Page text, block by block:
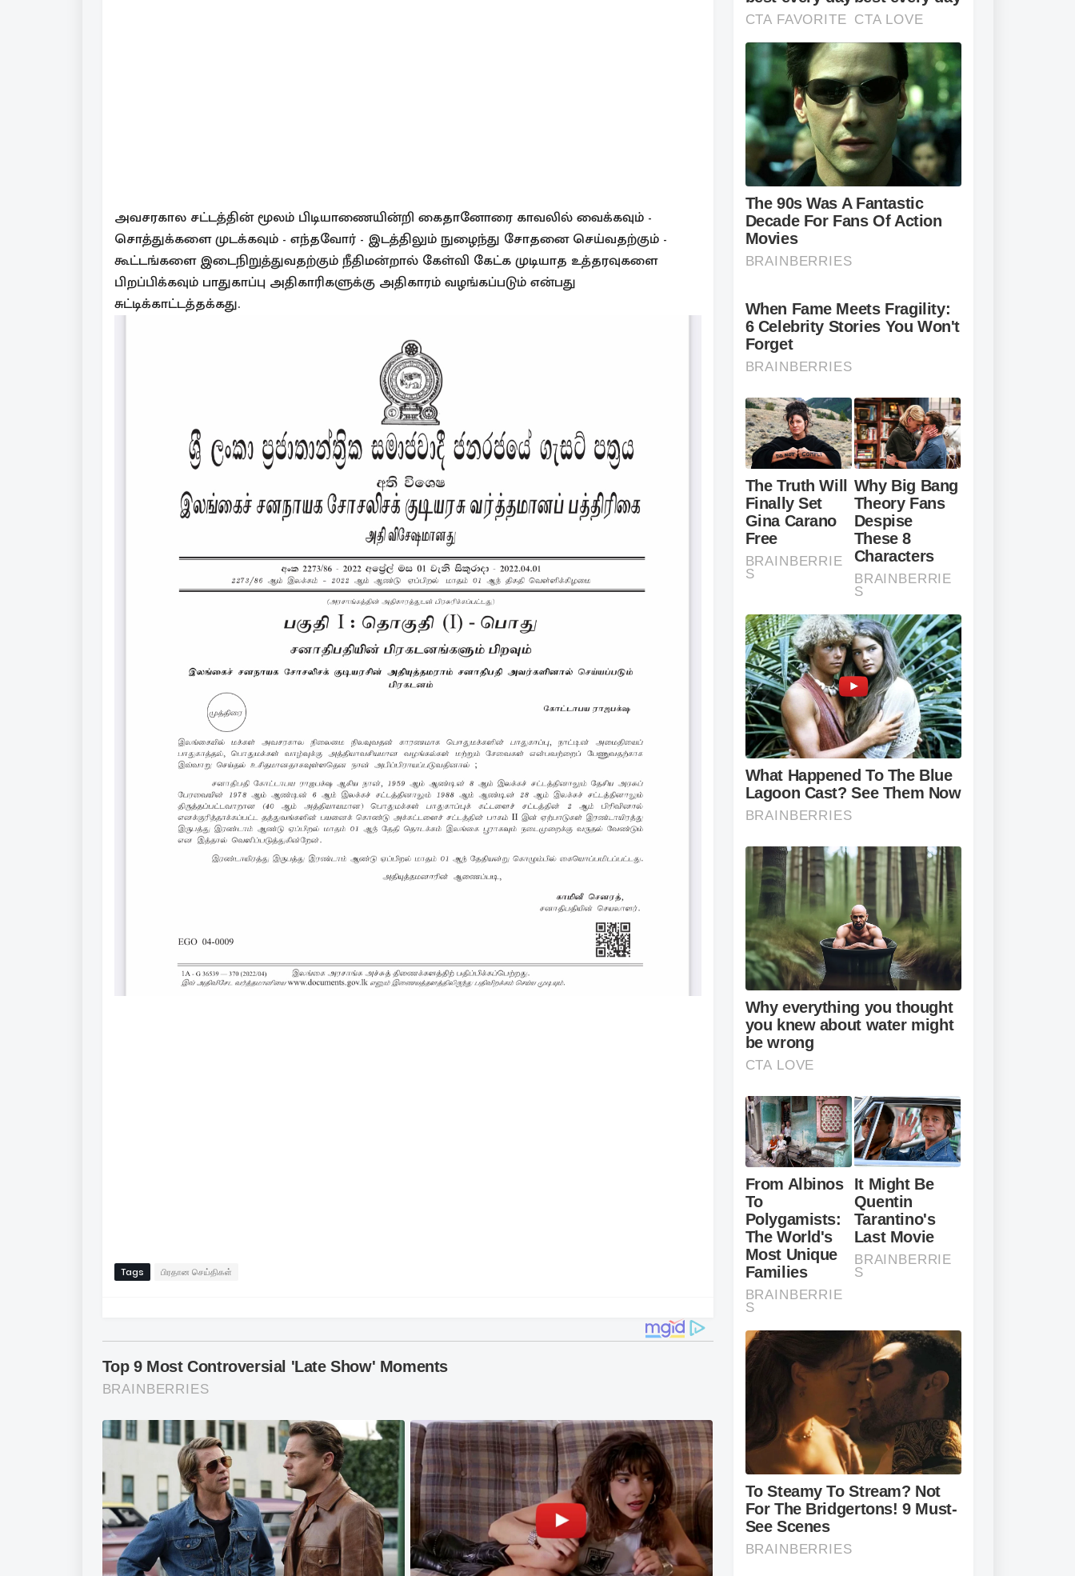
அவசரகால சட்டத்தின் மூலம் பிடியாணையின்றி கைதானோரை காவலில் வைக்கவும் -
சொத்துக்களை முடக்கவும் - எந்தவோர் - இடத்திலும் நுழைந்து சோதனை செய்வதற்கும் -
கூட்டங்களை இடைநிறுத்துவதற்கும் நீதிமன்றால் கேள்வி கேட்க முடியாத உத்தரவுகளை
பிறப்பிக்கவும் பாதுகாப்பு அதிகாரிகளுக்கு அதிகாரம் வழங்கப்படும் என்பது
சுட்டிக்காட்டத்தக்கது.
Tags பிரதான செய்திகள்